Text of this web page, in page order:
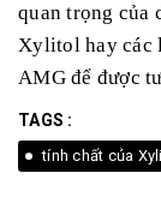
quan trọng của
Xylitol hay các
AMG để được
TAGS :
tính chất của